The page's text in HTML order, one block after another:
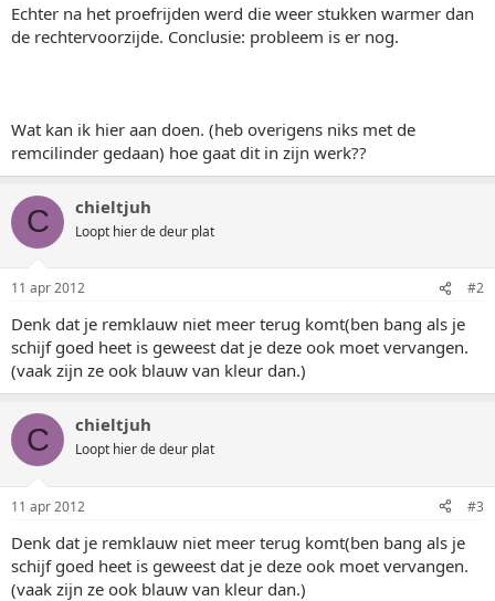
Echter na het proefrijden werd die weer stukken warmer dan
de rechtervoorzijde. Conclusie: probleem is er nog.
Wat kan ik hier aan doen. (heb overigens niks met de
remcilinder gedaan) hoe gaat dit in zijn werk??
C chieltjuh
Loopt hier de deur plat
11 apr 2012 #2
Denk dat je remklauw niet meer terug komt(ben bang als je
schijf goed heet is geweest dat je deze ook moet vervangen.
(vaak zijn ze ook blauw van kleur dan.)
C chieltjuh
Loopt hier de deur plat
11 apr 2012 #3
Denk dat je remklauw niet meer terug komt(ben bang als je
schijf goed heet is geweest dat je deze ook moet vervangen.
(vaak zijn ze ook blauw van kleur dan.)